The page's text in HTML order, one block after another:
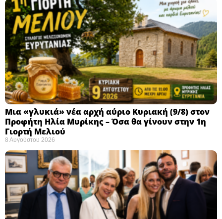
Μια «γλυκιά» νέα αρχή αύριο Κυριακή (9/8) στον
Προφήτη Ηλία Μυρίκης – Όσα θα γίνουν στην 1η
Γιορτή Μελιού
8 Αυγούστου 2026